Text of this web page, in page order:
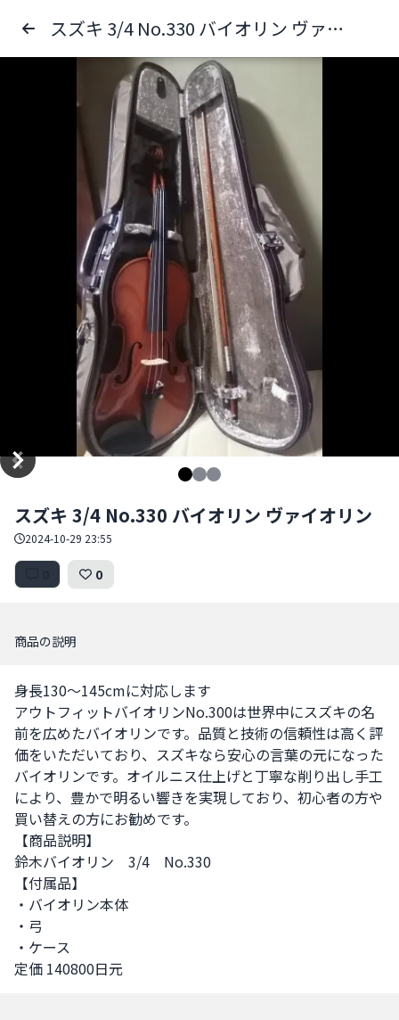
スズキ 3/4 No.330 バイオリン ヴァイオリン
スズキ 3/4 No.330 バイオリン ヴァイオリン
2024-10-29 23:55
0
商品の説明
身長130～145cmに対応します
アウトフィットバイオリンNo.300は世界中にスズキの名
前を広めたバイオリンです。品質と技術の信頼性は高く評
価をいただいており、スズキなら安心の言葉の元になった
バイオリンです。オイルニス仕上げと丁寧な削り出し手工
により、豊かで明るい響きを実現しており、初心者の方や
買い替えの方にお勧めです。
【商品説明】
鈴木バイオリン　3/4　No.330
【付属品】
・バイオリン本体
・弓
・ケース
定価 140800日元